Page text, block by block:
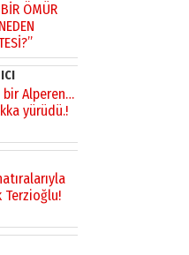
ÖMÜR
bir Alperen…
yürüdü.!
Terzioğlu!